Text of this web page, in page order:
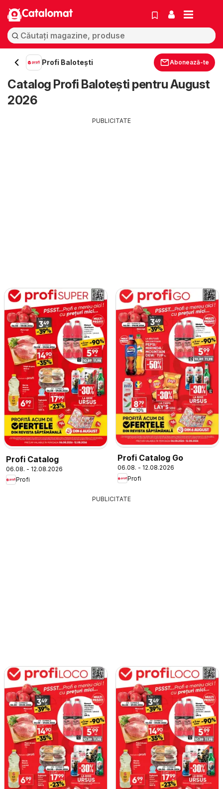
Catalomat
Profi Baloteşti Abonează-te
Catalog Profi Baloteşti pentru August
2026
PUBLICITATE
Profi Catalog
06.08. - 12.08.2026
Profi
Profi Catalog Go
06.08. - 12.08.2026
Profi
PUBLICITATE